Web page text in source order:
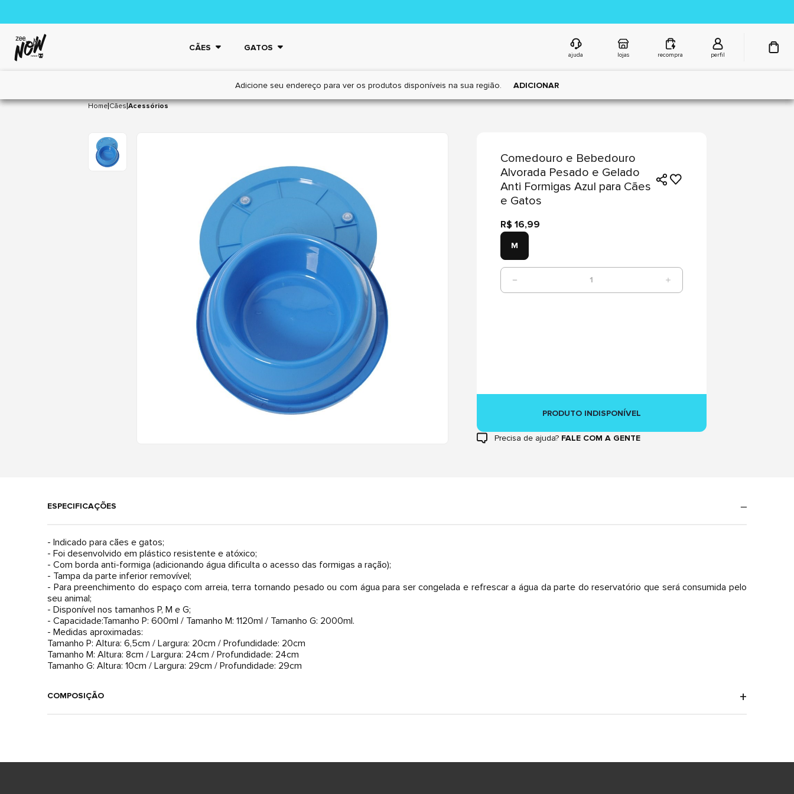
CÃES GATOS
ajuda lojas recompra perfil
Adicione seu endereço para ver os produtos disponíveis na sua região. ADICIONAR
Home|Cães|Acessórios
Comedouro e Bebedouro
Alvorada Pesado e Gelado
Anti Formigas Azul para Cães
e Gatos
R$ 16,99
M
1
PRODUTO INDISPONÍVEL
Precisa de ajuda? FALE COM A GENTE
ESPECIFICAÇÕES
- Indicado para cães e gatos;
- Foi desenvolvido em plástico resistente e atóxico;
- Com borda anti-formiga (adicionando água dificulta o acesso das formigas a ração);
- Tampa da parte inferior removível;
- Para preenchimento do espaço com arreia, terra tornando pesado ou com água para ser congelada e refrescar a água da parte do reservatório que será consumida pelo
seu animal;
- Disponível nos tamanhos P, M e G;
- Capacidade:Tamanho P: 600ml / Tamanho M: 1120ml / Tamanho G: 2000ml.
- Medidas aproximadas:
Tamanho P: Altura: 6,5cm / Largura: 20cm / Profundidade: 20cm
Tamanho M: Altura: 8cm / Largura: 24cm / Profundidade: 24cm
Tamanho G: Altura: 10cm / Largura: 29cm / Profundidade: 29cm
COMPOSIÇÃO